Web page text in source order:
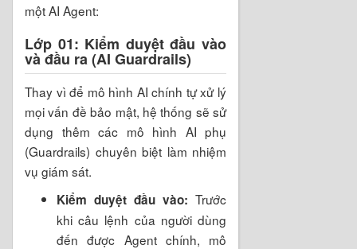
một AI Agent:
Lớp 01: Kiểm duyệt đầu vào
và đầu ra (AI Guardrails)
Thay vì để mô hình AI chính tự xử lý
mọi vấn đề bảo mật, hệ thống sẽ sử
dụng thêm các mô hình AI phụ
(Guardrails) chuyên biệt làm nhiệm
vụ giám sát.
Kiểm duyệt đầu vào: Trước
khi câu lệnh của người dùng
đến được Agent chính, mô